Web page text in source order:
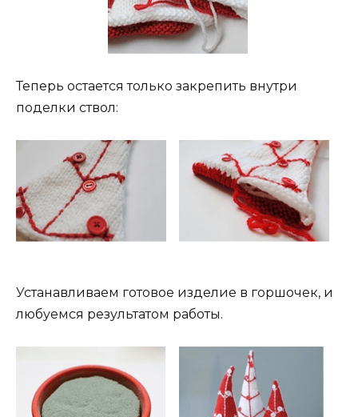
Теперь остается только закрепить внутри
поделки ствол:
Устанавливаем готовое изделие в горшочек, и
любуемся результатом работы.